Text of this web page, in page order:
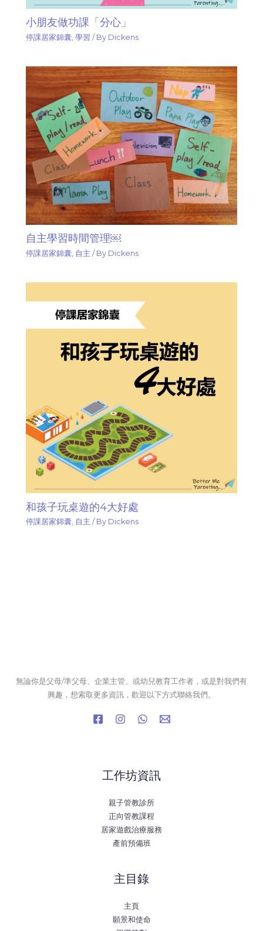
小朋友做功課「分心」
停課居家錦囊 ,學習 / By Dickens
自主學習時間管理￼
停課居家錦囊 自主 / By Dickens
和孩子玩桌遊的4大好處
停課居家錦囊, 自主 / By Dickens
無論你是父母/準父母、企業主管、或幼兒教育工作者，或是對我們有
興趣，想索取更多資訊，歡迎以下方式聯絡我們。
工作坊資訊
親子管教診所
正向管教課程
居家遊戲治療服務
產前預備班
主目錄
主頁
願景和使命